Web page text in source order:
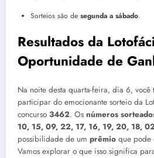
Sorteios são de segunda a sábado.
Resultados da
Oportunidade de
Na noite desta quarta-feira, dia 6, você
participar do emocionante sorteio da
concurso 3462. Os números
10, 15, 09, 22, 17, 16, 19, 20, 18,
possibilidade de um prêmio que pode
Vamos explorar o que isso significa